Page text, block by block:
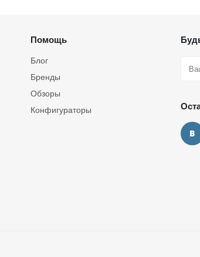
Помощь
Блог
Бренды
Обзоры
Конфигураторы